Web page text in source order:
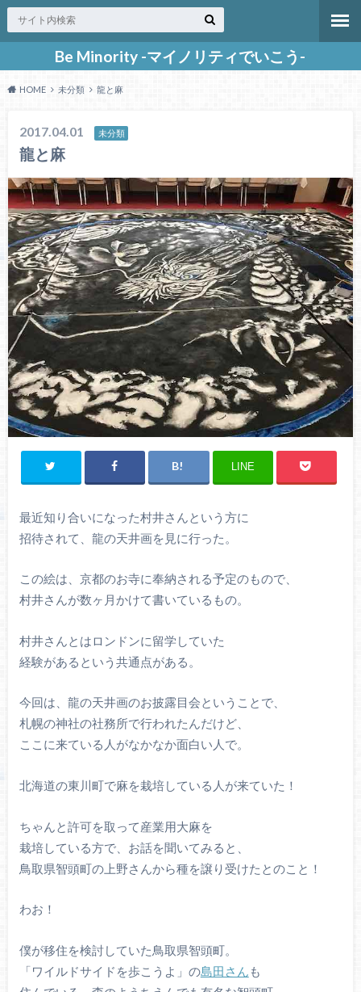
Be Minority -マイノリティでいこう-
HOME 未分類 龍と麻
2017.04.01 未分類
龍と麻
LINE
最近知り合いになった村井さんという方に
招待されて、龍の天井画を見に行った。
この絵は、京都のお寺に奉納される予定のもので、
村井さんが数ヶ月かけて書いているもの。
村井さんとはロンドンに留学していた
経験があるという共通点がある。
今回は、龍の天井画のお披露目会ということで、
札幌の神社の社務所で行われたんだけど、
ここに来ている人がなかなか面白い人で。
北海道の東川町で麻を栽培している人が来ていた！
ちゃんと許可を取って産業用大麻を
栽培している方で、お話を聞いてみると、
鳥取県智頭町の上野さんから種を譲り受けたとのこと！
わお！
僕が移住を検討していた鳥取県智頭町。
「ワイルドサイドを歩こうよ」の島田さん も